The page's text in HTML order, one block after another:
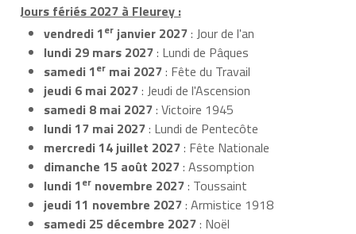
Jours fériés 2027 à Fleurey :
vendredi 1er janvier 2027: Jour de l'an
lundi 29 mars 2027: Lundi de Pâques
samedi 1er mai 2027: Fête du Travail
jeudi 6 mai 2027: Jeudi de l'Ascension
samedi 8 mai 2027: Victoire 1945
lundi 17 mai 2027: Lundi de Pentecôte
mercredi 14 juillet 2027: Fête Nationale
dimanche 15 août 2027: Assomption
lundi 1er novembre 2027: Toussaint
jeudi 11 novembre 2027: Armistice 1918
samedi 25 décembre 2027: Noël